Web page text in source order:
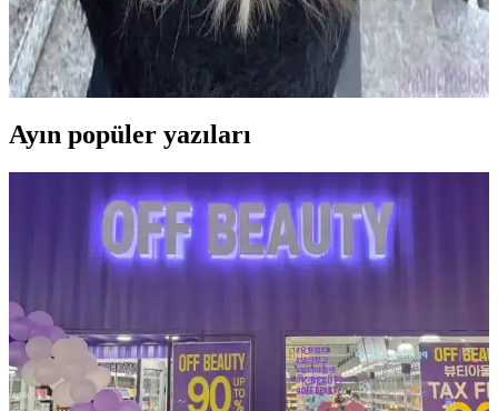
2024'te sarı saç renkleri doğal ve sıcak tonlarıyla öne çıkıyor. Bakım
ve renk koruma ipuçlarıyla, trendleri yakalayarak stilinizi
güçlendirin.
Ayın popüler yazıları